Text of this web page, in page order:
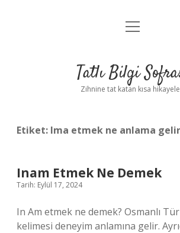
Anasayfa
Yasal Uyarı
menüyü
Tatlı Bilgi
Zihnine tat katan kısa
Etiket: Ima etmek ne anlama gelir
Inam Etmek Ne Demek
Tarih: Eylül 17, 2024
In Am etmek ne demek? Osmanlı
kelimesi deneyim anlamına gelir.